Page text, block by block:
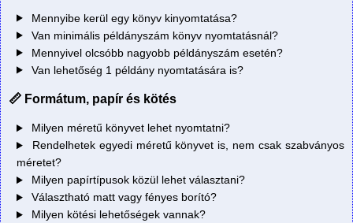
Mennyibe kerül egy könyv kinyomtatása?
Van minimális példányszám könyv nyomtatásnál?
Mennyivel olcsóbb nagyobb példányszám esetén?
Van lehetőség 1 példány nyomtatására is?
📏 Formátum, papír és kötés
Milyen méretű könyvet lehet nyomtatni?
Rendelhetek egyedi méretű könyvet is, nem csak szabványos
méretet?
Milyen papírtípusok közül lehet választani?
Választható matt vagy fényes borító?
Milyen kötési lehetőségek vannak?